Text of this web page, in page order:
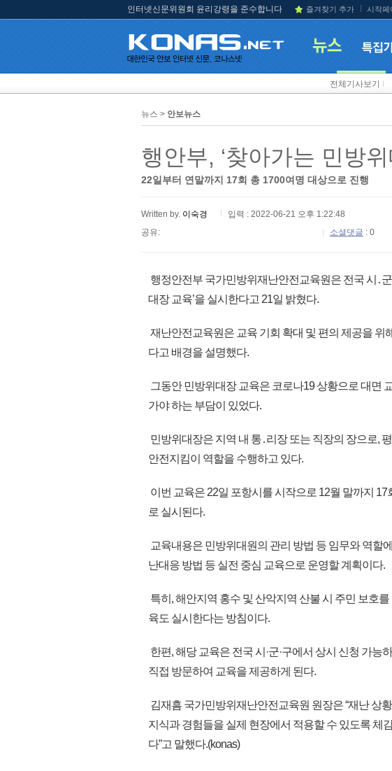
인터넷신문위원회 윤리강령을 준수합니다 즐겨찾기 추가 시작페
전체기사보기
뉴스 > 안보뉴스
행안부, ‘찾아가는 민방위
22일부터 연말까지 17회 총 1700여명 대상으로 진행
Written by. 이숙경
입력 : 2022-06-21 오후 1:22:48
공유:
소셜댓글 : 0
행정안전부 국가민방위재난안전교육원은 전국 시․
대장 교육’을 실시한다고 21일 밝혔다.
재난안전교육원은 교육 기회 확대 및 편의 제공을 위
다고 배경을 설명했다.
그동안 민방위대장 교육은 코로나19 상황으로 대면
가야 하는 부담이 있었다.
민방위대장은 지역 내 통․리장 또는 직장의 장으로,
안전지킴이 역할을 수행하고 있다.
이번 교육은 22일 포항시를 시작으로 12월 말까지
로 실시된다.
교육내용은 민방위대원의 관리 방법 등 임무와 역할
난대응 방법 등 실전 중심 교육으로 운영할 계획이다.
특히, 해안지역 홍수 및 산악지역 산불 시 주민 보호
육도 실시한다는 방침이다.
한편, 해당 교육은 전국 시·군·구에서 상시 신청 가능
직접 방문하여 교육을 제공하게 된다.
김재흠 국가민방위재난안전교육원 원장은 “재난 상
지식과 경험들을 실제 현장에서 적용할 수 있도록 체
다”고 말했다.(konas)